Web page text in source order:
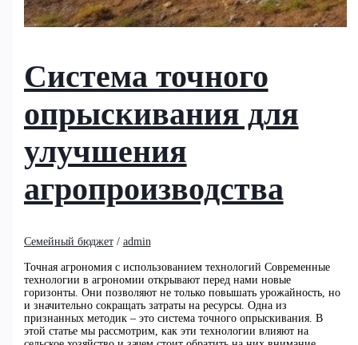
Система точного
опрыскивания для
улучшения
агропроизводства
Семейный бюджет/ admin
Точная агрономия с использованием технологий Современные
технологии в агрономии открывают перед нами новые
горизонты. Они позволяют не только повышать урожайность, но
и значительно сокращать затраты на ресурсы. Одна из
признанных методик – это система точного опрыскивания. В
этой статье мы рассмотрим, как эти технологии влияют на